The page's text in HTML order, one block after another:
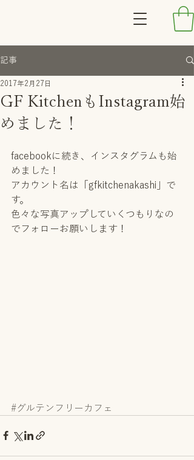
記事
GF KitchenもInstagram始
めました！
2017年2月27日
facebookに続き、インスタグラムも始
めました！
アカウント名は「gfkitchenakashi」で
す。
色々な写真アップしていくつもりなの
でフォローお願いします！
#グルテンフリーカフェ